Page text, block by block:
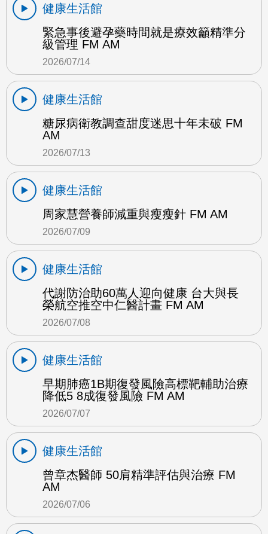
健康生活館
緊急事後避孕藥時間就是療效籲精準分
級管理 FM AM
2026/07/14
健康生活館
糖尿病衛教調查甜度迷思十年未破 FM
AM
2026/07/13
健康生活館
周家慧營養師減重與瘦瘦針 FM AM
2026/07/09
健康生活館
代謝防治助60萬人迎向健康 台大與長
榮航空推空中仁醫計畫 FM AM
2026/07/08
健康生活館
早期肺癌1B期復發風險高標靶輔助治療
降低5 8成復發風險 FM AM
2026/07/07
健康生活館
曾章杰醫師 50肩精準評估與治療 FM
AM
2026/07/06